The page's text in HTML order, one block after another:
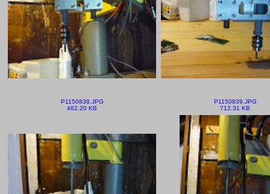
P1150838.JPG
462.20 KB
P1150839.JPG
712.31 KB